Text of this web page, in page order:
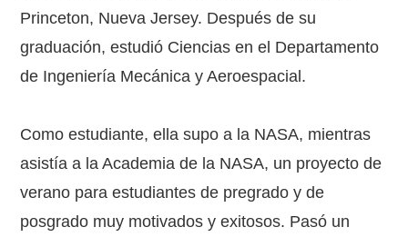
Princeton, Nueva Jersey. Después de su
graduación, estudió Ciencias en el Departamento
de Ingeniería Mecánica y Aeroespacial.
Como estudiante, ella supo a la NASA, mientras
asistía a la Academia de la NASA, un proyecto de
verano para estudiantes de pregrado y de
posgrado muy motivados y exitosos. Pasó un